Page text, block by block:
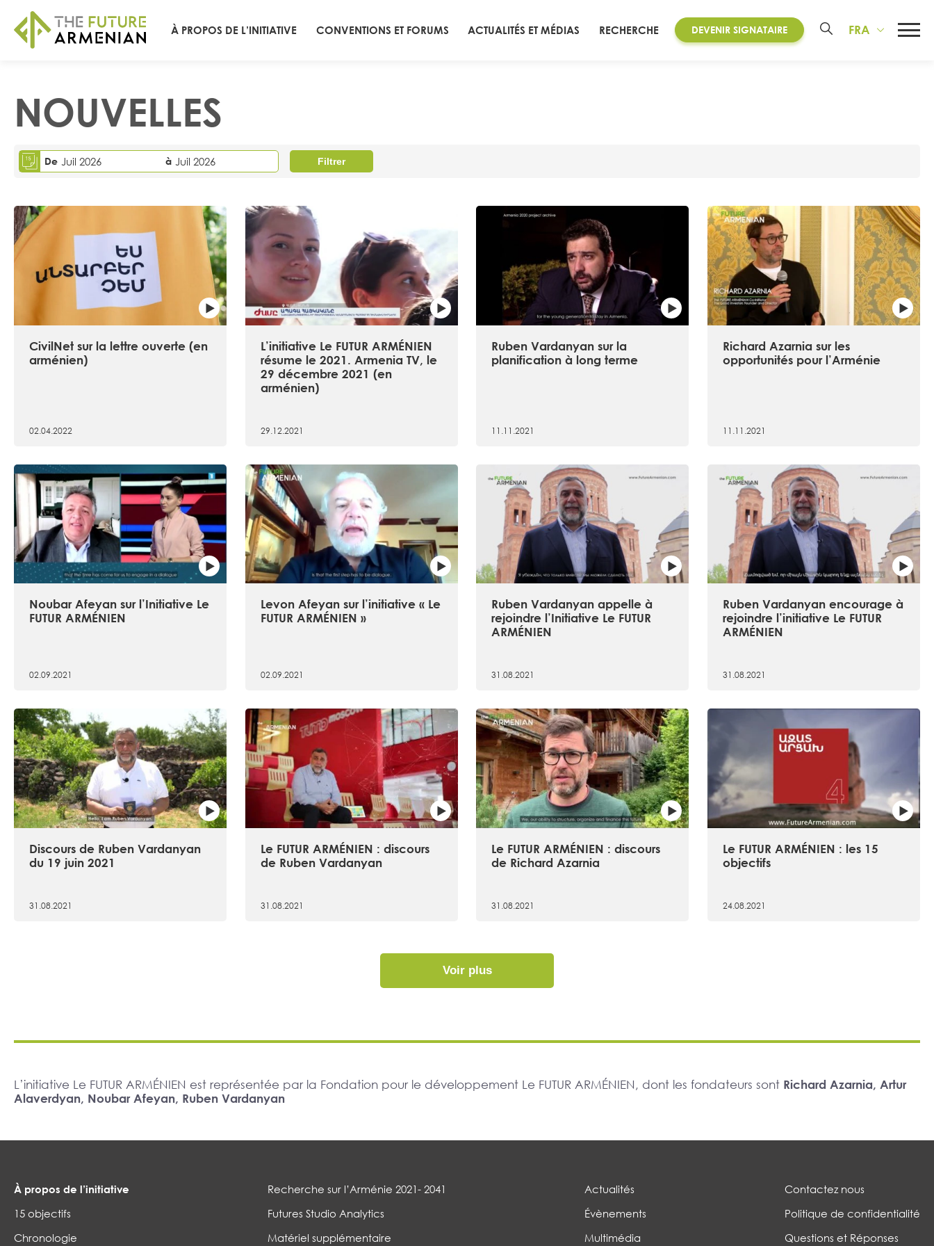
À PROPOS DE L’INITIATIVE CONVENTIONS ET FORUMS ACTUALITÉS ET MÉDIAS RECHERCHE DEVENIR SIGNATAIRE FRA
NOUVELLES
De Juil 2026 à Juil 2026 Filtrer
CivilNet sur la lettre ouverte (en
arménien)
02.04.2022
L’initiative Le FUTUR ARMÉNIEN
résume le 2021. Armenia TV, le
29 décembre 2021 (en
arménien)
29.12.2021
Ruben Vardanyan sur la
planification à long terme
11.11.2021
Richard Azarnia sur les
opportunités pour l’Arménie
11.11.2021
Noubar Afeyan sur l’Initiative Le
FUTUR ARMÉNIEN
02.09.2021
Levon Afeyan sur l’initiative « Le
FUTUR ARMÉNIEN »
02.09.2021
Ruben Vardanyan appelle à
rejoindre l’Initiative Le FUTUR
ARMÉNIEN
31.08.2021
Ruben Vardanyan encourage à
rejoindre l’initiative Le FUTUR
ARMÉNIEN
31.08.2021
Discours de Ruben Vardanyan
du 19 juin 2021
31.08.2021
Le FUTUR ARMÉNIEN : discours
de Ruben Vardanyan
31.08.2021
Le FUTUR ARMÉNIEN : discours
de Richard Azarnia
31.08.2021
Le FUTUR ARMÉNIEN : les 15
objectifs
24.08.2021
Voir plus
L’initiative Le FUTUR ARMÉNIEN est représentée par la Fondation pour le développement Le FUTUR ARMÉNIEN, dont les fondateurs sont Richard Azarnia, Artur
Alaverdyan, Noubar Afeyan, Ruben Vardanyan
À propos de l’initiative
15 objectifs
Chronologie
Recherche sur l’Arménie 2021- 2041
Futures Studio Analytics
Matériel supplémentaire
Actualités
Évènements
Multimédia
Contactez nous
Politique de confidentialité
Questions et Réponses